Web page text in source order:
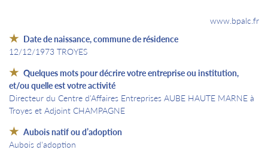
www.bpalc.fr
Date de naissance, commune de résidence
12/12/1973 TROYES
Quelques mots pour décrire votre entreprise ou institution,
et/ou quelle est votre activité
Directeur du Centre d'Affaires Entreprises AUBE HAUTE MARNE à
Troyes et Adjoint CHAMPAGNE
Aubois natif ou d’adoption
Aubois d'adoption